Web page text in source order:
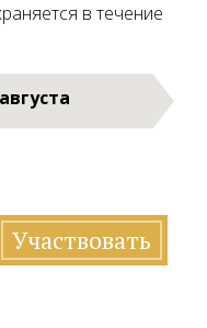
в течение
Участвовать